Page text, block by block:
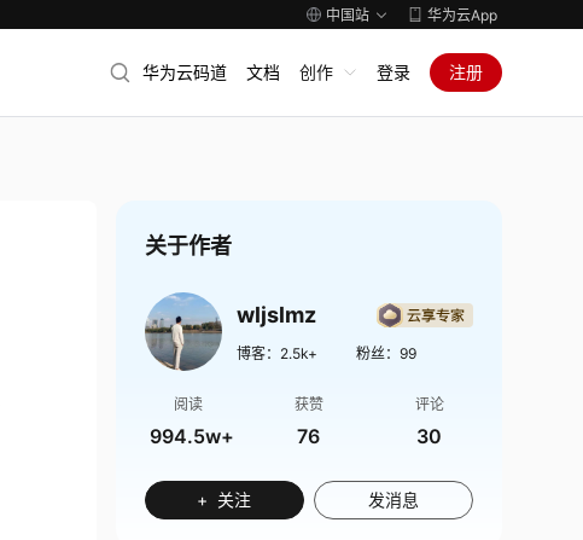
中国站 华为云App
华为云码道 文档 创作 登录 注册
关于作者
wljslmz
博客： 2.5k+ 粉丝： 99
阅读
994.5w+
获赞
76
评论
30
+ 关注 发消息